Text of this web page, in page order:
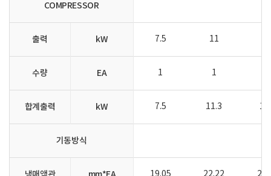
COMPRESSOR
출력 kW 7.5 11
수량 EA 1 1
합계출력 kW 7.5 11.3
기동방식